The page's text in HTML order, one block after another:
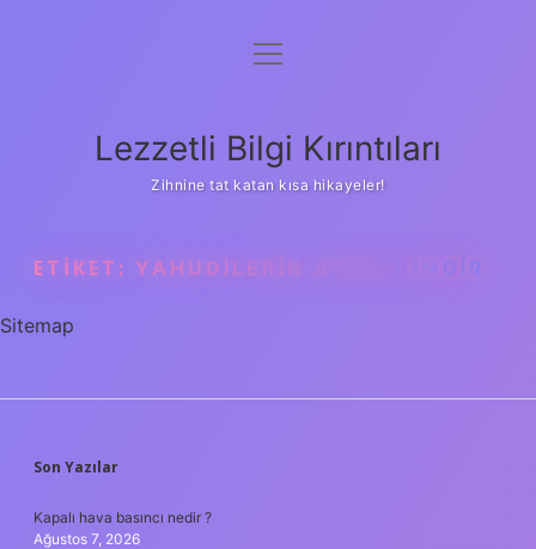
Anasayfa
Yasal Uyarı
menüyü
Lezzetli Bilgi Kırıntıları
Zihnine tat katan kısa hikayeler!
ETIKET: YAHUDILERIN ATASI KIMDIR
Sitemap
SIDEBAR
Son Yazılar
Kapalı hava basıncı nedir ?
Ağustos 7, 2026